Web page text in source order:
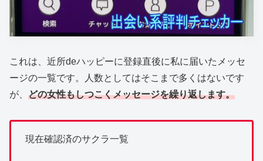
これは、近所deハッピーに登録直後に私に届いたメッセ
ージの一覧です。人数としてはそこまで多くはないです
が、 どの女性もしつこくメッセージを繰り返します。
現在確認済のサクラ一覧